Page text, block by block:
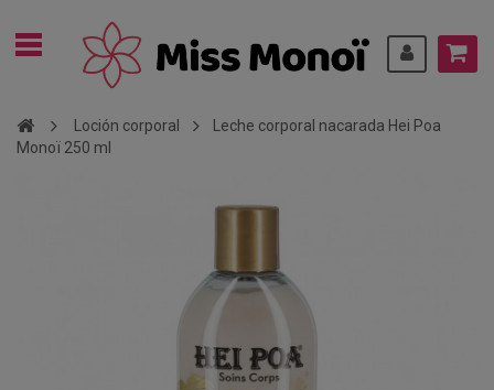
Loción corporal
Leche corporal nacarada Hei Poa
Monoï 250 ml